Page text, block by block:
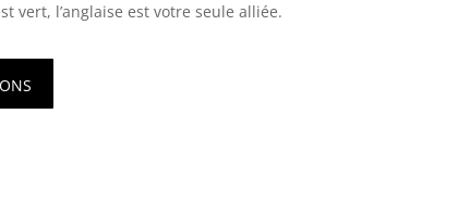
vert, l’anglaise est votre seule alliée.